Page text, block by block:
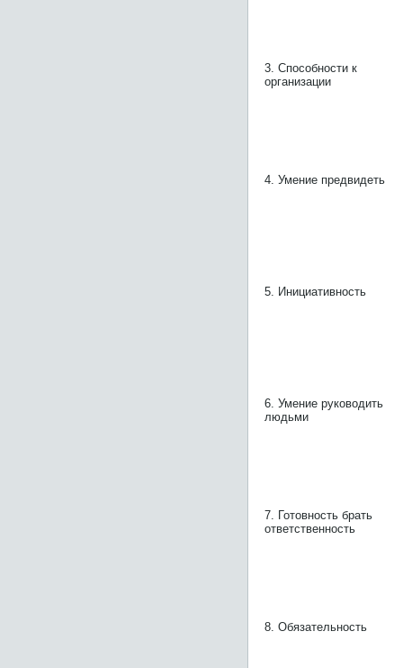
3. Способности к
организации
4. Умение предвидеть
5. Инициативность
6. Умение руководить
людьми
7. Готовность брать
ответственность
8. Обязательность